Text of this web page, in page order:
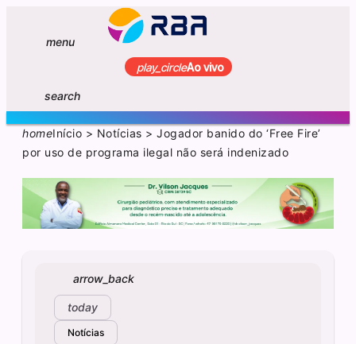
menu
play_circleAo vivo
search
homeInício > Notícias >Jogador banido do ‘Free Fire’
por uso de programa ilegal não será indenizado
arrow_back
today
Notícias